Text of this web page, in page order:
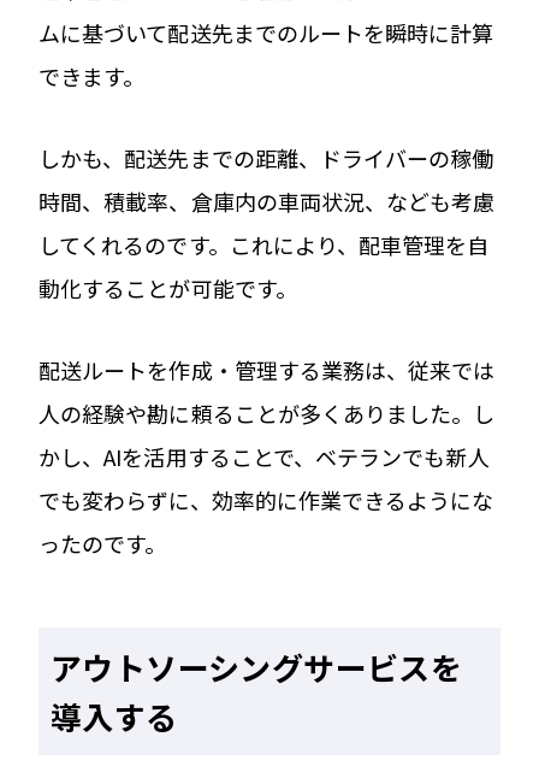
ムに基づいて配送先までのルートを瞬時に計算
できます。
しかも、配送先までの距離、ドライバーの稼働
時間、積載率、倉庫内の車両状況、なども考慮
してくれるのです。これにより、配車管理を自
動化することが可能です。
配送ルートを作成・管理する業務は、従来では
人の経験や勘に頼ることが多くありました。し
かし、AIを活用することで、ベテランでも新人
でも変わらずに、効率的に作業できるようにな
ったのです。
アウトソーシングサービスを
導入する